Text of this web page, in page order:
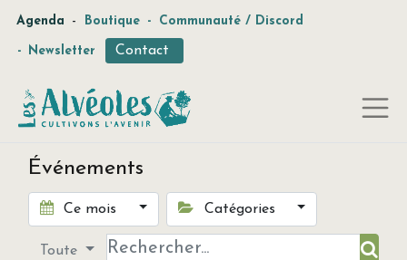
Agenda - Boutique - Communauté / Discord
- Newsletter Contact
Événements
Ce mois Catégories
Toute